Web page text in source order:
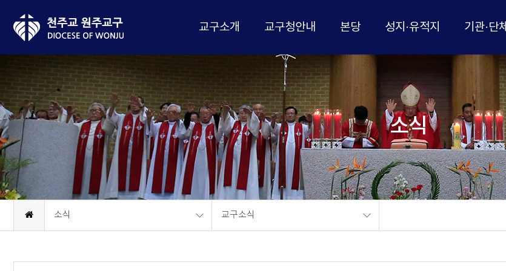
교구소개 교구청안내 본당 성지·유적지 기관·단체
소식
소식 교구소식